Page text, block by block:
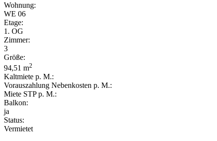
Wohnung:
WE 06
Etage:
1. OG
Zimmer:
3
Größe:
94,51 m2
Kaltmiete p. M.:
Vorauszahlung Nebenkosten p. M.:
Miete STP p. M.:
Balkon:
ja
Status:
Vermietet